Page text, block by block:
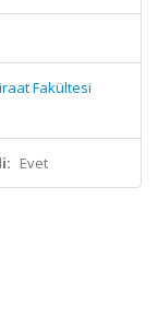
Fakültesi
Evet